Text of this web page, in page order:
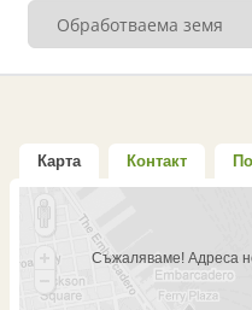
Карта Контакт
Съжаляваме! Адреса